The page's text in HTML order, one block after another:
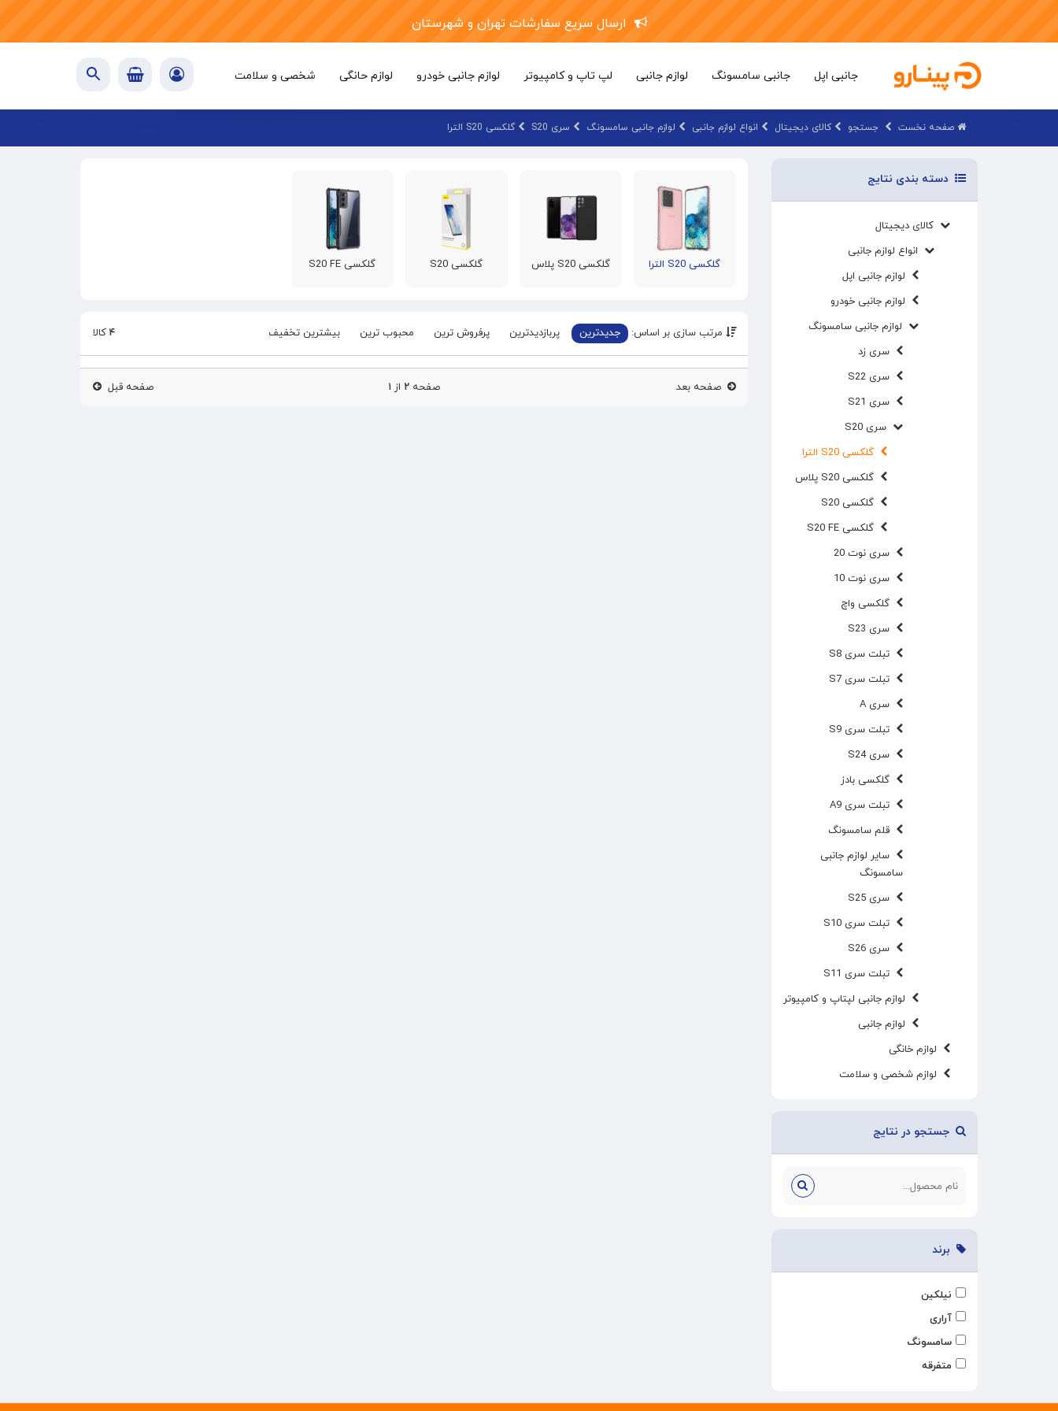
ارسال سریع سفارشات تهران و شهرستان
جانبی اپل جانبی سامسونگ لوازم جانبی لپ تاپ و کامپیوتر لوازم جانبی خودرو لوازم حانگی شخصی و سلامت
صفحه نخست جستجو کالای دیجیتال انواع لوازم جانبی لوازم جانبی سامسونگ سری S20 گلکسی S20 الترا
دسته بندی نتایج
کالای دیجیتال
انواع لوازم جانبی
لوازم جانبی اپل
لوازم جانبی خودرو
لوازم جانبی سامسونگ
سری زد
سری S22
سری S21
سری S20
گلکسی S20 الترا
گلکسی S20 پلاس
گلکسی S20
گلکسی S20 FE
سری نوت 20
سری نوت 10
گلکسی واچ
سری S23
تبلت سری S8
تبلت سری S7
سری A
تبلت سری S9
سری S24
گلکسی بادز
تبلت سری A9
قلم سامسونگ
سایر لوازم جانبی
سامسونگ
سری S25
تبلت سری S10
سری S26
تبلت سری S11
لوازم جانبی لپتاپ و کامپیوتر
لوازم جانبی
لوازم خانگی
لوازم شخصی و سلامت
جستجو در نتایج
برند
نیلکین
آراری
سامسونگ
متفرقه
گلکسی S20 الترا گلکسی S20 پلاس گلکسی S20 گلکسی S20 FE
مرتب سازی بر اساس: جدیدترین پربازدیدترین پرفروش ترین محبوب ترین بیشترین تخفیف ۴ کالا
صفحه بعد صفحه ۲ از ۱ صفحه قبل